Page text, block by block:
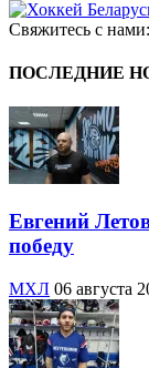
Свяжитесь с нами:
ПОСЛЕДНИЕ
Евгений
победу
МХЛ 06 августа